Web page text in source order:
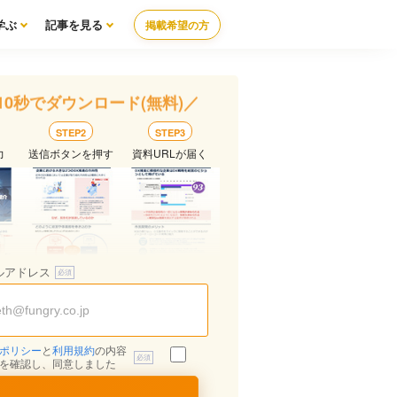
掲載希望の方
ぶ 記事を見る
秒でダウンロード(無料)／
STEP2
送信ボタンを押す
STEP3
資料URLが届く
アドレス
リシー と利用規約の内容
確認し、同意しました